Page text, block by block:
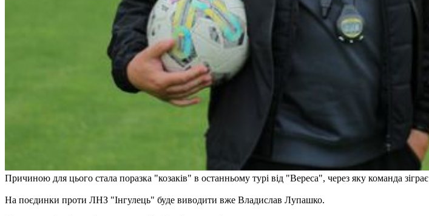
Причиною для цього стала поразка "козаків" в останньому турі від "Вереса", через яку команда
На поєдинки проти ЛНЗ "Інгулець" буде виводити вже Владислав Лупашко.